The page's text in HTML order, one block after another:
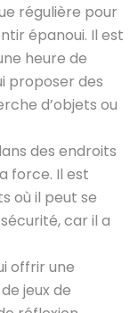
régulière pour
épanoui. Il est
heure de
proposer des
d’objets ou
des endroits
force. Il est
où il peut se
car il a
offrir une
jeux de